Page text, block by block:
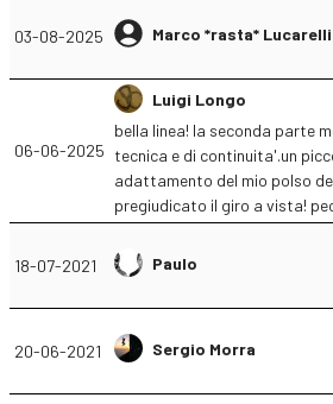
03-08-2025 Marco *rasta* Lucarelli
06-06-2025
Luigi Longo
bella linea! la seconda parte
tecnica e di continuita'.un
adattamento del mio polso
pregiudicato il giro a vista!
18-07-2021 Paulo
20-06-2021 Sergio Morra